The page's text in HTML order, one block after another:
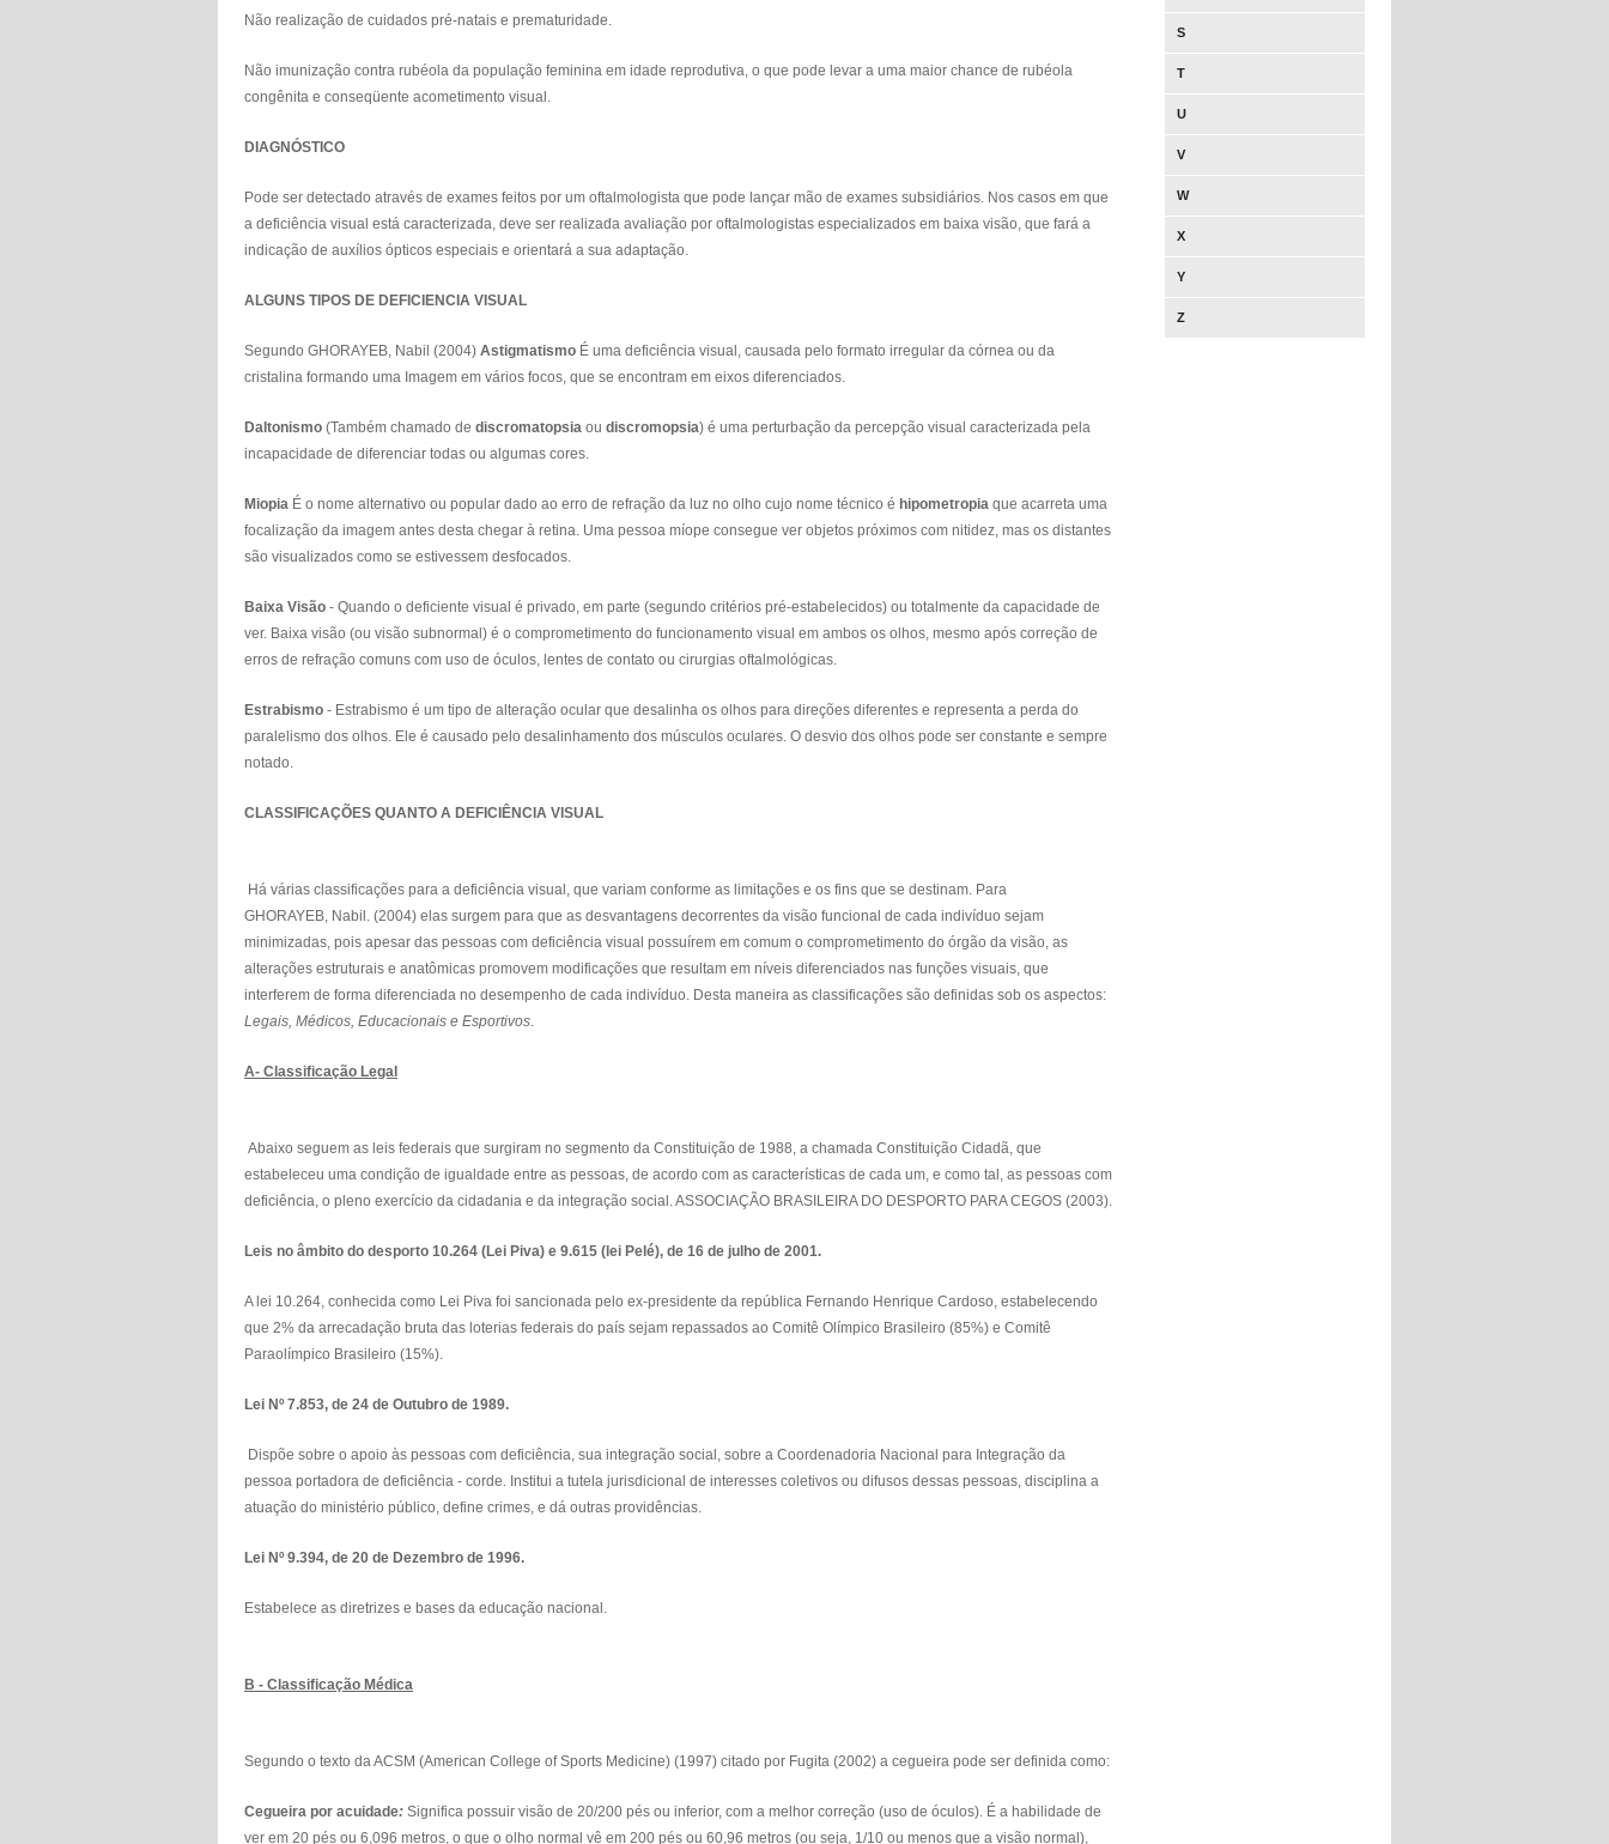
Não realização de cuidados pré-natais e prematuridade.
Não imunização contra rubéola da população feminina em idade reprodutiva, o que pode levar a uma maior chance de rubéola
congênita e conseqüente acometimento visual.
DIAGNÓSTICO
Pode ser detectado através de exames feitos por um oftalmologista que pode lançar mão de exames subsidiários. Nos casos em que
a deficiência visual está caracterizada, deve ser realizada avaliação por oftalmologistas especializados em baixa visão, que fará a
indicação de auxílios ópticos especiais e orientará a sua adaptação.
ALGUNS TIPOS DE DEFICIENCIA VISUAL
Segundo GHORAYEB, Nabil (2004) Astigmatismo É uma deficiência visual, causada pelo formato irregular da córnea ou da
cristalina formando uma Imagem em vários focos, que se encontram em eixos diferenciados.
Daltonismo (Também chamado de discromatopsia ou discromopsia) é uma perturbação da percepção visual caracterizada pela
incapacidade de diferenciar todas ou algumas cores.
Miopia É o nome alternativo ou popular dado ao erro de refração da luz no olho cujo nome técnico é hipometropia que acarreta uma
focalização da imagem antes desta chegar à retina. Uma pessoa míope consegue ver objetos próximos com nitidez, mas os distantes
são visualizados como se estivessem desfocados.
Baixa Visão - Quando o deficiente visual é privado, em parte (segundo critérios pré-estabelecidos) ou totalmente da capacidade de
ver. Baixa visão (ou visão subnormal) é o comprometimento do funcionamento visual em ambos os olhos, mesmo após correção de
erros de refração comuns com uso de óculos, lentes de contato ou cirurgias oftalmológicas.
Estrabismo - Estrabismo é um tipo de alteração ocular que desalinha os olhos para direções diferentes e representa a perda do
paralelismo dos olhos. Ele é causado pelo desalinhamento dos músculos oculares. O desvio dos olhos pode ser constante e sempre
notado.
CLASSIFICAÇÕES QUANTO A DEFICIÊNCIA VISUAL
Há várias classificações para a deficiência visual, que variam conforme as limitações e os fins que se destinam. Para
GHORAYEB, Nabil. (2004) elas surgem para que as desvantagens decorrentes da visão funcional de cada indivíduo sejam
minimizadas, pois apesar das pessoas com deficiência visual possuírem em comum o comprometimento do órgão da visão, as
alterações estruturais e anatômicas promovem modificações que resultam em níveis diferenciados nas funções visuais, que
interferem de forma diferenciada no desempenho de cada indivíduo. Desta maneira as classificações são definidas sob os aspectos:
Legais, Médicos, Educacionais e Esportivos.
A- Classificação Legal
Abaixo seguem as leis federais que surgiram no segmento da Constituição de 1988, a chamada Constituição Cidadã, que
estabeleceu uma condição de igualdade entre as pessoas, de acordo com as características de cada um, e como tal, as pessoas com
deficiência, o pleno exercício da cidadania e da integração social. ASSOCIAÇÃO BRASILEIRA DO DESPORTO PARA CEGOS (2003).
Leis no âmbito do desporto 10.264 (Lei Piva) e 9.615 (lei Pelé), de 16 de julho de 2001.
A lei 10.264, conhecida como Lei Piva foi sancionada pelo ex-presidente da república Fernando Henrique Cardoso, estabelecendo
que 2% da arrecadação bruta das loterias federais do país sejam repassados ao Comitê Olímpico Brasileiro (85%) e Comitê
Paraolímpico Brasileiro (15%).
Lei Nº 7.853, de 24 de Outubro de 1989.
Dispõe sobre o apoio às pessoas com deficiência, sua integração social, sobre a Coordenadoria Nacional para Integração da
pessoa portadora de deficiência - corde. Institui a tutela jurisdicional de interesses coletivos ou difusos dessas pessoas, disciplina a
atuação do ministério público, define crimes, e dá outras providências.
Lei Nº 9.394, de 20 de Dezembro de 1996.
Estabelece as diretrizes e bases da educação nacional.
B - Classificação Médica
Segundo o texto da ACSM (American College of Sports Medicine) (1997) citado por Fugita (2002) a cegueira pode ser definida como:
Cegueira por acuidade: Significa possuir visão de 20/200 pés ou inferior, com a melhor correção (uso de óculos). É a habilidade de
ver em 20 pés ou 6,096 metros, o que o olho normal vê em 200 pés ou 60,96 metros (ou seja, 1/10 ou menos que a visão normal),
S
T
U
V
W
X
Y
Z